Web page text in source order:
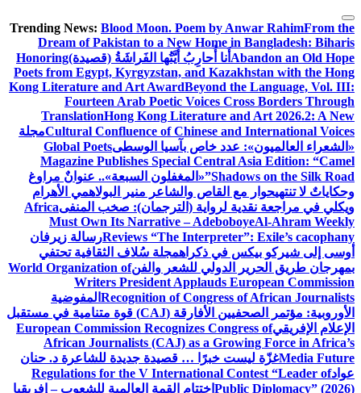
التجاوز
إلى
المحتوى
Trending News: Blood Moon. Poem by Anwar RahimFrom the
Dream of Pakistan to a New Home in Bangladesh: Biharis
Abandon an Old Hope أَنا أُحارِبُ أَيَّتُها الفَراشَةُ (قصيدة)Honoring
Poets from Egypt, Kyrgyzstan, and Kazakhstan with the Hong
Kong Literature and Art AwardBeyond the Language, Vol. III:
Fourteen Arab Poetic Voices Cross Borders Through
TranslationHong Kong Literature and Art 2026.2: A New
Cultural Confluence of Chinese and International Voicesمجلة
«الشعراء العالميون»: عدد خاص بآسيا الوسطىGlobal Poets
Magazine Publishes Special Central Asia Edition: “Camel
Shadows on the Silk Road” «المغفلون السبعة».. عنوانٌ مراوغ
وحكاياتٌ لا تنتهيحوار مع القاص والشاعر منير البولاهمي الأهرام
ويكلي في مراجعة نقدية لرواية (الترجمان): صخب المنفىAfrica
Must Own Its Narrative – AdeboboyeAl-Ahram Weekly
Reviews “The Interpreter”: Exile’s cacophanyرسالة زيرفان
أوسى إلى شيركو بيكس في ذكراهمجلة سُلاف الثقافية تحتفي
بمهرجان طريق الحرير الدولي للشعر والفنWorld Organization of
Writers President Applauds European Commission
Recognition of Congress of African Journalists المفوضية
الأوروبية: مؤتمر الصحفيين الأفارقة (CAJ) قوة متنامية في مستقبل
الإعلام الإفريقيEuropean Commission Recognizes Congress of
African Journalists (CAJ) as a Growing Force in Africa’s
Media Futureغزّة ليست خبرًا … قصيدة جديدة للشاعرة د. حنان
عوادRegulations for the V International Contest “Leader of
Public Diplomacy” (2026) اختتام القمة العالمية للشعوب – إفريقيا